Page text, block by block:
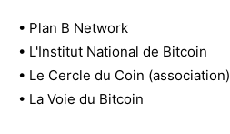
• Plan B Network
• L'Institut National de Bitcoin
• Le Cercle du Coin (association)
• La Voie du Bitcoin